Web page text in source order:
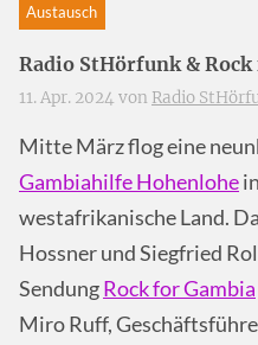
Austausch
Radio StHörfunk &
11. Apr. 2024 von Radio
Mitte März flog eine
Gambiahilfe Hohenlohe
westafrikanische Land.
Hossner und Siegfried
SendungRock for Gambia
Miro Ruff,